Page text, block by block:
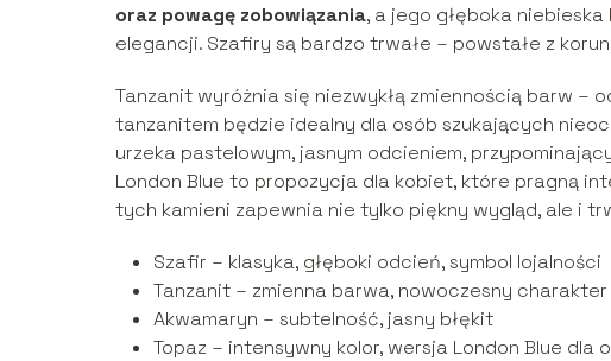
oraz powagę zobowiązania, a jego głęboka
elegancji. Szafiry są bardzo trwałe – powstałe z
Tanzanit wyróżnia się niezwykłą zmiennością barw –
tanzanitem będzie idealny dla osób szukających
urzeka pastelowym, jasnym odcieniem,
London Blue to propozycja dla kobiet, które pragną
tych kamieni zapewnia nie tylko piękny wygląd, ale i
Szafir – klasyka, głęboki odcień, symbol lojalności
Tanzanit – zmienna barwa, nowoczesny charakter
Akwamaryn – subtelność, jasny błękit
Topaz – intensywny kolor, wersja London Blue dla